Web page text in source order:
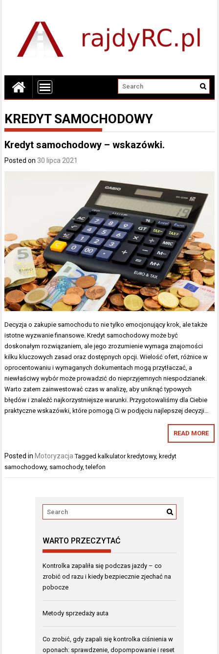
KREDYT SAMOCHODOWY
Kredyt samochodowy – wskazówki.
Posted on 30 lipca 2021
Decyzja o zakupie samochodu to nie tylko emocjonujący krok, ale także
istotne wyzwanie finansowe. Kredyt samochodowy może być
doskonałym rozwiązaniem, ale jego zrozumienie wymaga znajomości
kilku kluczowych zasad oraz dostępnych opcji. Wielość ofert, różnice w
oprocentowaniu i wymaganych dokumentach mogą przytłaczać, a
niewłaściwy wybór może prowadzić do nieprzyjemnych niespodzianek.
Warto zatem zainwestować czas w analizę, aby uniknąć typowych
błędów i znaleźć najkorzystniejsze warunki. Przygotowaliśmy dla Ciebie
praktyczne wskazówki, które pomogą Ci w podjęciu najlepszej decyzji…
READ MORE
Posted in Motoryzacja Tagged kalkulator kredytowy, kredyt
samochodowy, samochody,telefon
WARTO PRZECZYTAĆ
Kontrolka zapaliła się podczas jazdy – co
zrobić od razu i kiedy bezpiecznie zjechać na
pobocze
Metody sprzedaży auta
Co zrobić, gdy zapali się kontrolka ciśnienia w
oponach: sprawdzenie, dopompowanie i reset